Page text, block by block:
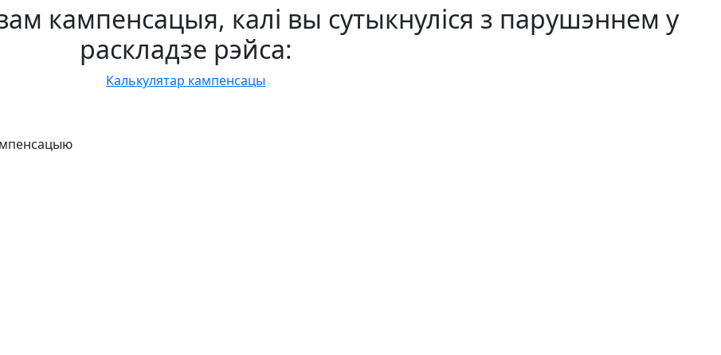
кампенсацыя, калі вы сутыкнуліся з парушэннем у
раскладзе рэйса:
Калькулятар кампенсацы